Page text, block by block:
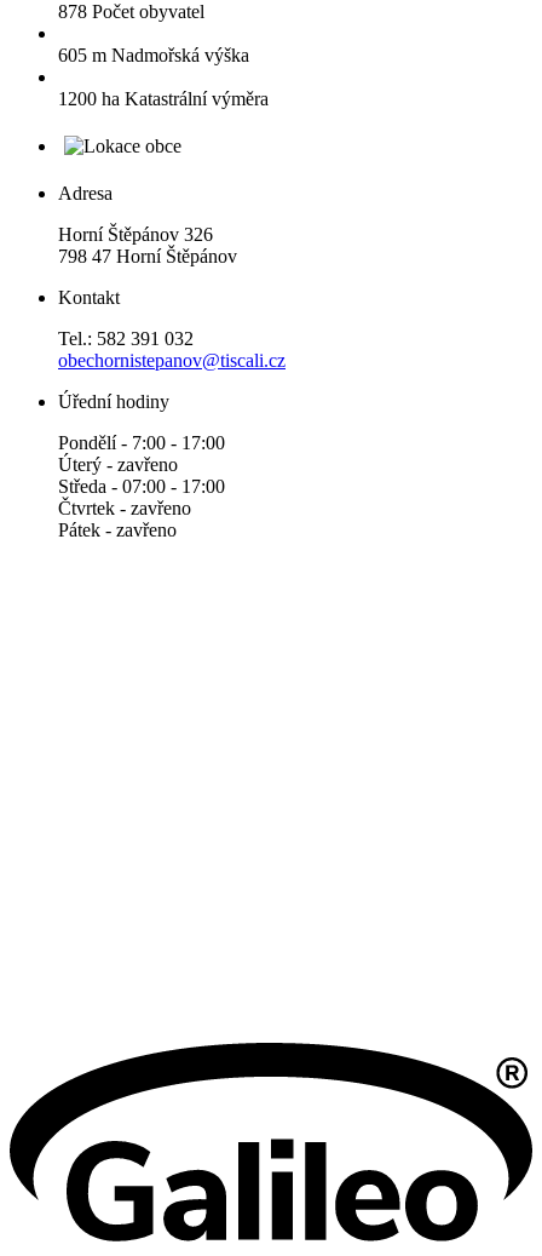
878 Počet obyvatel
605 m Nadmořská výška
1200 ha Katastrální výměra
Adresa
Horní Štěpánov 326
798 47 Horní Štěpánov
Kontakt
Tel.: 582 391 032
obechornistepanov@tiscali.cz
Úřední hodiny
Pondělí - 7:00 - 17:00
Úterý - zavřeno
Středa - 07:00 - 17:00
Čtvrtek - zavřeno
Pátek - zavřeno